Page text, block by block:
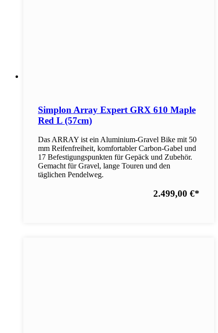
Simplon Array Expert GRX 610 Maple
Red L (57cm)
Das ARRAY ist ein Aluminium-Gravel Bike mit 50
mm Reifenfreiheit, komfortabler Carbon-Gabel und
17 Befestigungspunkten für Gepäck und Zubehör.
Gemacht für Gravel, lange Touren und den
täglichen Pendelweg.
2.499,00 €*